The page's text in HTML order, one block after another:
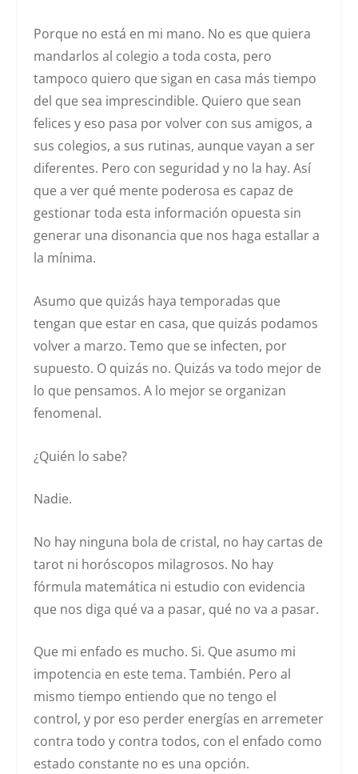
Porque no está en mi mano. No es que quiera
mandarlos al colegio a toda costa, pero
tampoco quiero que sigan en casa más tiempo
del que sea imprescindible. Quiero que sean
felices y eso pasa por volver con sus amigos, a
sus colegios, a sus rutinas, aunque vayan a ser
diferentes. Pero con seguridad y no la hay. Así
que a ver qué mente poderosa es capaz de
gestionar toda esta información opuesta sin
generar una disonancia que nos haga estallar a
la mínima.
Asumo que quizás haya temporadas que
tengan que estar en casa, que quizás podamos
volver a marzo. Temo que se infecten, por
supuesto. O quizás no. Quizás va todo mejor de
lo que pensamos. A lo mejor se organizan
fenomenal.
¿Quién lo sabe?
Nadie.
No hay ninguna bola de cristal, no hay cartas de
tarot ni horóscopos milagrosos. No hay
fórmula matemática ni estudio con evidencia
que nos diga qué va a pasar, qué no va a pasar.
Que mi enfado es mucho. Si. Que asumo mi
impotencia en este tema. También. Pero al
mismo tiempo entiendo que no tengo el
control, y por eso perder energías en arremeter
contra todo y contra todos, con el enfado como
estado constante no es una opción.